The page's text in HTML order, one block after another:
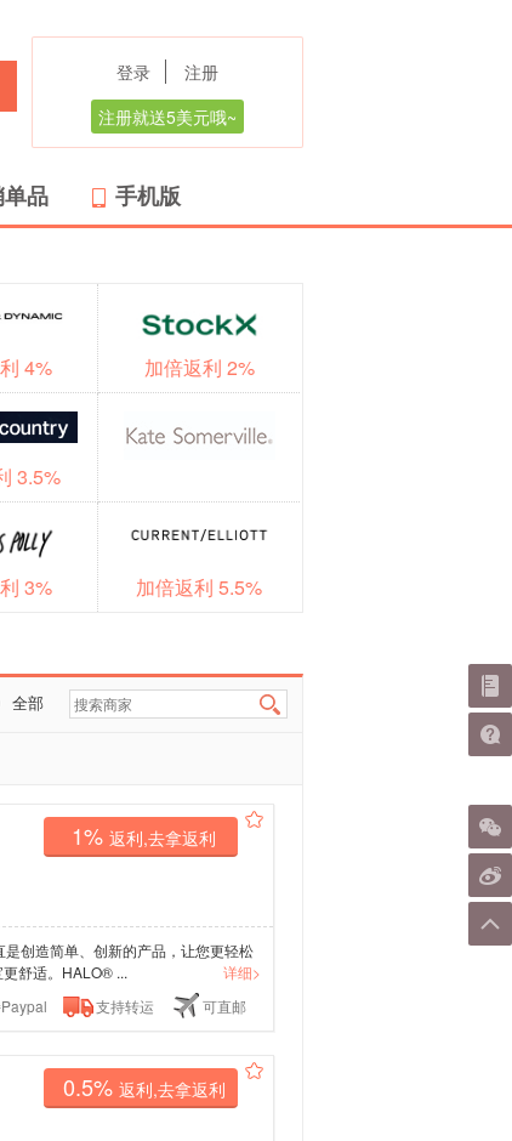
登录
注册
注册就送5美元哦~
品 手机版
4% 加倍返利 2%
3.5%
3% 加倍返利 5.5%
全部
1% 返利,去拿返利
创造简单、创新的产品，让您更轻松
舒适。HALO® ...
详细>
支持转运 可直邮
0.5% 返利,去拿返利